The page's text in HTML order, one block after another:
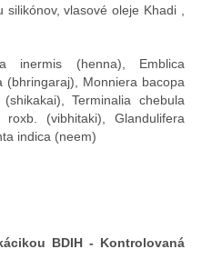
vlasové oleje Khadi ,
inermis (henna), Emblica
(bhringaraj), Monniera bacopa
Terminalia chebula
(vibhitaki), Glandulifera
indica (neem)
BDIH - Kontrolovaná